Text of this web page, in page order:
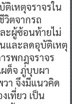
ติเหตุจราจรใน
วิตจากรถ
ะผู้ซ้อนท้ายไม่
และลดอุบัติเหตุ
รพกฎจราจร
ด็จ ภู่บุบผา
า จึงมีแนวคิด
เที่ยว เป็น